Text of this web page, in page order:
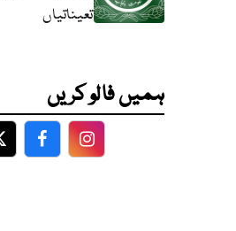
تعیناتیاں
ہمیں فالو کریں
TwitterFacebookFacebook